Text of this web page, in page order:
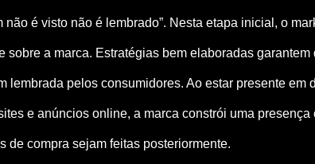
não é visto não é lembrado”. Nesta etapa inicial, o
sobre a marca. Estratégias bem elaboradas
lembrada pelos consumidores. Ao estar presente em
e anúncios online, a marca constrói uma
de compra sejam feitas posteriormente.